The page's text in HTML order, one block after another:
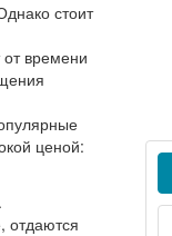
стоит
времени
ценой:
.
отдаются